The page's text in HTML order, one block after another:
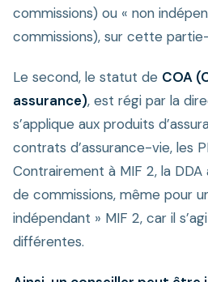
commissions) ou « non
commissions), sur cette
Le second, le statut de COA
assurance), est régi par la
s’applique aux produits
contrats d’assurance-vie, les
Contrairement à MIF 2, la
de commissions, même pour
indépendant » MIF 2, car il
différentes.